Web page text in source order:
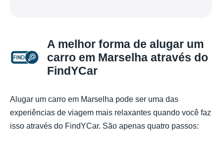
A melhor forma de alugar um
carro em Marselha através do
FindYCar
Alugar um carro em Marselha pode ser uma das
experiências de viagem mais relaxantes quando você faz
isso através do FindYCar. São apenas quatro passos: